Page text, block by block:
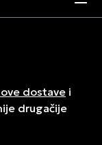
dostave i
drugačije